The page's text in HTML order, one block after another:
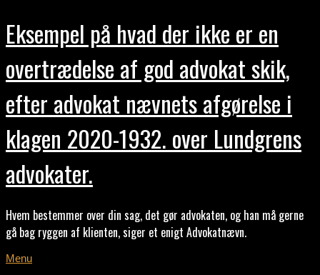
Eksempel på hvad der ikke er en
overtrædelse af god advokat skik,
efter advokat nævnets afgørelse i
klagen 2020-1932. over Lundgrens
advokater.
Hvem bestemmer over din sag, det gør advokaten, og han må gerne
gå bag ryggen af klienten, siger et enigt Advokatnævn.
Menu